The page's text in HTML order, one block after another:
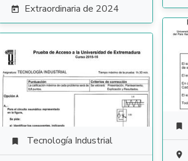
 Extraordinaria de 2024


 Tecnología Industrial